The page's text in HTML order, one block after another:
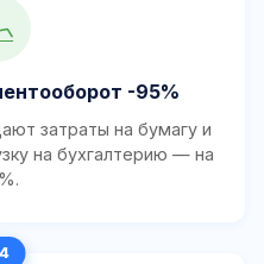
-95%
затраты на бумагу и
на бухгалтерию — на